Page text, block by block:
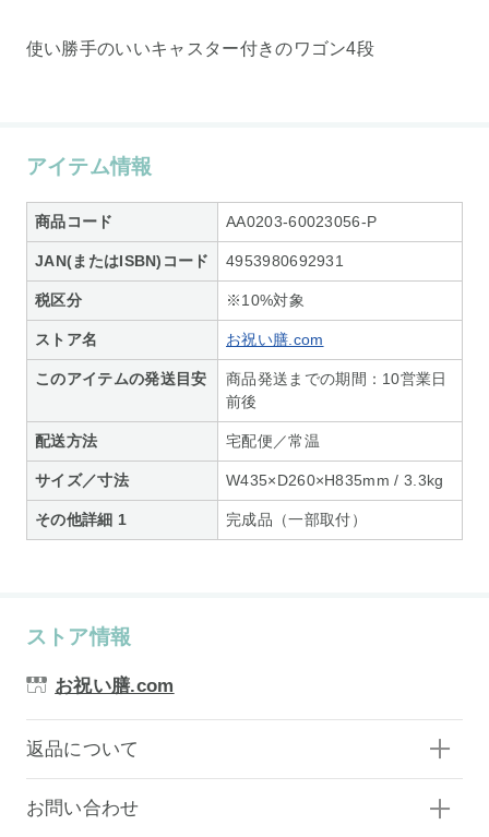
使い勝手のいいキャスター付きのワゴン4段
アイテム情報
商品コード AA0203-60023056-P
JAN(またはISBN)コード 4953980692931
税区分 ※10%対象
ストア名 お祝い膳.com
このアイテムの発送目安
商品発送までの期間：10営業日
前後
配送方法 宅配便／常温
サイズ／寸法 W435×D260×H835mm / 3.3kg
その他詳細 1 完成品（一部取付）
ストア情報
お祝い膳.com
返品について
お問い合わせ